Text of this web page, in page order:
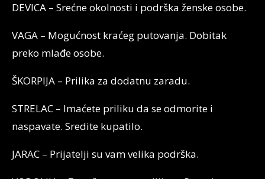
DEVICA – Srećne okolnosti i podrška ženske osobe.
VAGA – Mogućnost kraćeg putovanja. Dobitak
preko mlađe osobe.
ŠKORPIJA – Prilika za dodatnu zaradu.
STRELAC – Imaćete priliku da se odmorite i
naspavate. Sredite kupatilo.
JARAC – Prijatelji su vam velika podrška.